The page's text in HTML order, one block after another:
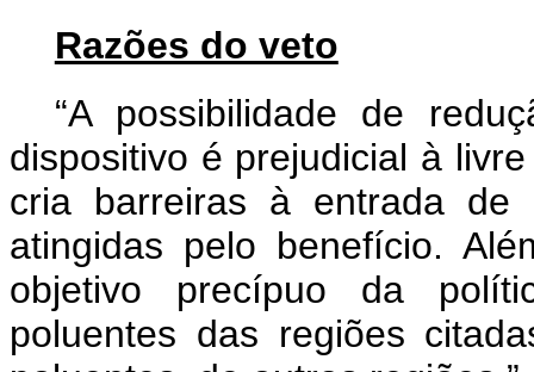
Razões do veto
“A possibilidade de
dispositivo é prejudicial à
cria barreiras à entrada de
atingidas pelo benefício.
objetivo precípuo da
poluentes das regiões